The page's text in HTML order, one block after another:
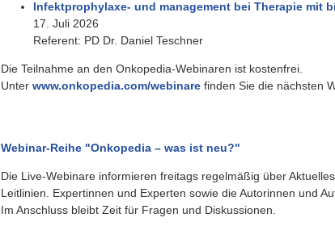
Infektprophylaxe- und management bei Therapie mit
17. Juli 2026
Referent: PD Dr. Daniel Teschner
Die Teilnahme an den Onkopedia-Webinaren ist kostenfrei.
Unter www.onkopedia.com/webinare finden Sie die nächsten
Webinar-Reihe "Onkopedia – was ist neu?"
Die Live-Webinare informieren freitags regelmäßig über
Leitlinien. Expertinnen und Experten sowie die Autorinnen und
Im Anschluss bleibt Zeit für Fragen und Diskussionen.